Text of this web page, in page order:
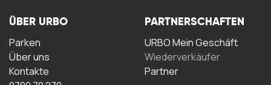
ÜBER URBO
Parken
Über uns
Kontakte
PARTNERSCHAFTEN
URBO Mein Geschäft
Wiederverkäufer
Partner